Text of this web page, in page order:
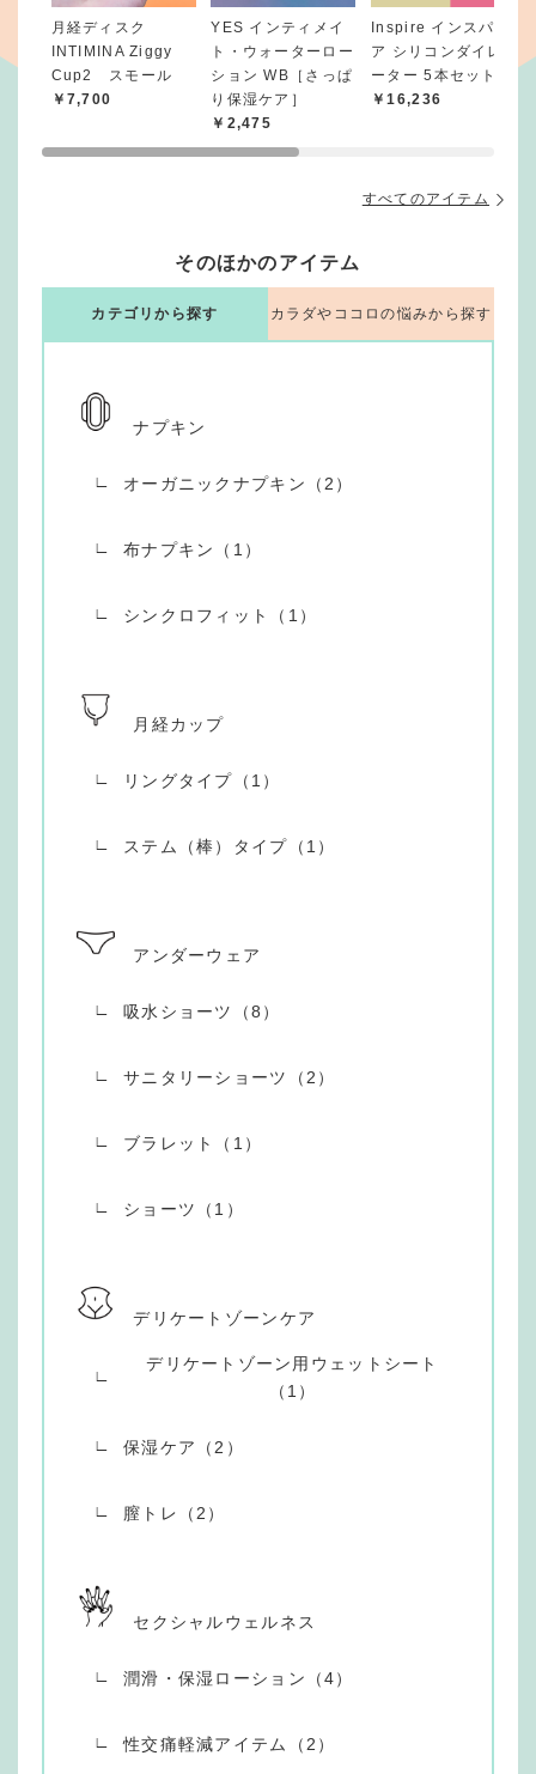
月経ディスク
INTIMINA Ziggy
Cup2 スモール
￥7,700
YES インティメイ
ト・ウォーターロー
ション WB［さっぱ
り保湿ケア］
￥2,475
Inspire インスパイ
ア シリコンダイレ
ーター 5本セット
￥16,236
すべてのアイテム
そのほかのアイテム
カテゴリから探す
ナプキン
オーガニックナプキン（2）
布ナプキン（1）
シンクロフィット（1）
月経カップ
リングタイプ（1）
ステム（棒）タイプ（1）
アンダーウェア
吸水ショーツ（8）
サニタリーショーツ（2）
ブラレット（1）
ショーツ（1）
デリケートゾーンケア
デリケートゾーン用ウェットシート
（1）
保湿ケア（2）
膣トレ（2）
セクシャルウェルネス
潤滑・保湿ローション（4）
性交痛軽減アイテム（2）
カラダやココロの悩みから探す